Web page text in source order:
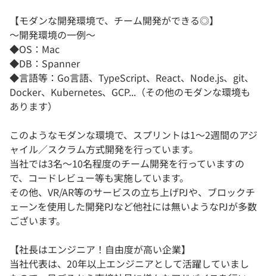
【モダンな開発環境で、チーム開発ができる◎】
～開発環境の一例～
◆OS：Mac
◆DB：Spanner
◆言語等：Go言語、TypeScript、React、Node.js、git、
Docker、Kubernetes、GCP...（その他のモダンな環境も
あります）
このようなモダンな環境で、スプリントは1～2週間のアジ
ャイル／スクラム方式開発を行っています。
当社では3名～10名程度のチーム開発を行っていますの
で、コードレビュー等も実施しています。
その他、VR/AR等のサービスの立ち上げPJや、ブロックチ
ェーンを使用した開発PJなど他社には無いようなPJが多数
ございます。
【社長はエンジニア！自由度が高い企業】
当社代表は、20年以上エンジニアとして活躍していまし